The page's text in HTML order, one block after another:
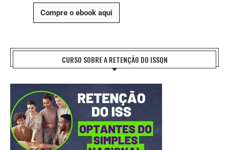
Compre o ebook aqui
CURSO SOBRE A RETENÇÃO DO ISSQN